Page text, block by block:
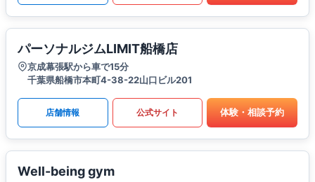
パーソナルジムLIMIT船橋店
京成幕張駅から車で15分
千葉県船橋市本町4-38-22山口ビル201
店舗情報 公式サイト 体験・相談予約
Well-being gym